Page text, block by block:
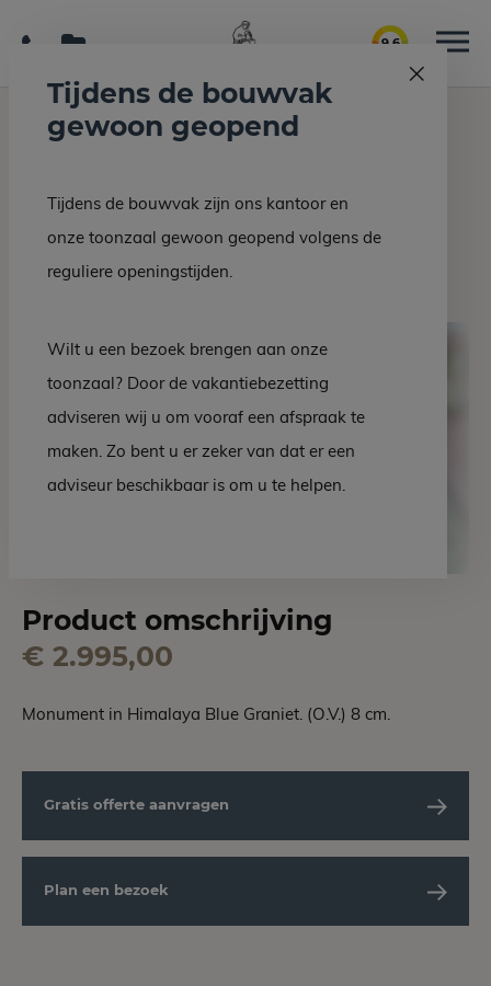
9.6
Home Grafmonumenten Grafsteen EM 59-10
Grafsteen EM 59-10
Product omschrijving
€ 2.995,00
Monument in Himalaya Blue Graniet. (O.V.) 8 cm.
Gratis offerte aanvragen
Plan een bezoek
Tijdens de bouwvak
gewoon geopend
Tijdens de bouwvak zijn ons kantoor en
onze toonzaal gewoon geopend volgens de
reguliere openingstijden.
Wilt u een bezoek brengen aan onze
toonzaal? Door de vakantiebezetting
adviseren wij u om vooraf een afspraak te
maken. Zo bent u er zeker van dat er een
adviseur beschikbaar is om u te helpen.